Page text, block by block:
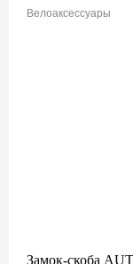
Велоаксессуары
Замок-скоба